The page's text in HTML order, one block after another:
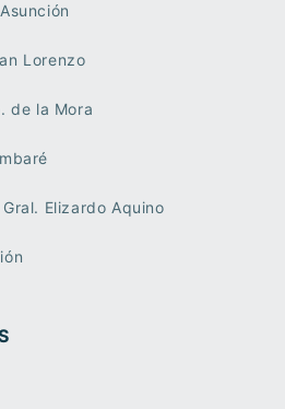
Lorenzo
de la Mora
Elizardo Aquino